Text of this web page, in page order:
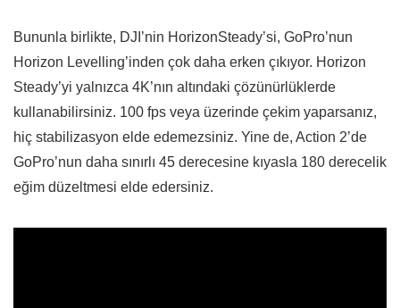
Bununla birlikte, DJI’nin HorizonSteady’si, GoPro’nun
Horizon Levelling’inden çok daha erken çıkıyor. Horizon
Steady’yi yalnızca 4K’nın altındaki çözünürlüklerde
kullanabilirsiniz. 100 fps veya üzerinde çekim yaparsanız,
hiç stabilizasyon elde edemezsiniz. Yine de, Action 2’de
GoPro’nun daha sınırlı 45 derecesine kıyasla 180 derecelik
eğim düzeltmesi elde edersiniz.